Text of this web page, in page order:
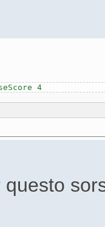
4
questo